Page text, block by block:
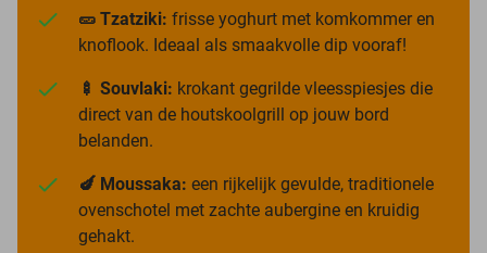
🥒 Tzatziki: frisse yoghurt met komkommer en
knoflook. Ideaal als smaakvolle dip vooraf!
🍢 Souvlaki: krokant gegrilde vleesspiesjes die
direct van de houtskoolgrill op jouw bord
belanden.
🍆 Moussaka: een rijkelijk gevulde, traditionele
ovenschotel met zachte aubergine en kruidig
gehakt.